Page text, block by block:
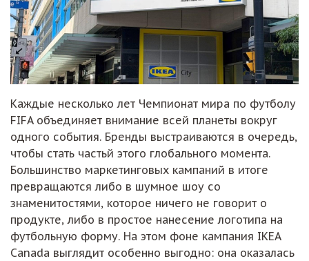
Каждые несколько лет Чемпионат мира по футболу
FIFA объединяет внимание всей планеты вокруг
одного события. Бренды выстраиваются в очередь,
чтобы стать частьй этого глобального момента.
Большинство маркетинговых кампаний в итоге
превращаются либо в шумное шоу со
знаменитостями, которое ничего не говорит о
продукте, либо в простое нанесение логотипа на
футбольную форму. На этом фоне кампания IKEA
Canada выглядит особенно выгодно: она оказалась